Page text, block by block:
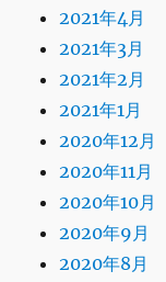
2021年4月
2021年3月
2021年2月
2021年1月
2020年12月
2020年11月
2020年10月
2020年9月
2020年8月